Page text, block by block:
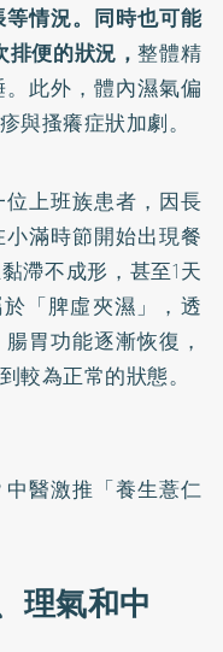
情況。同時也可能
排便的狀況，整體精
此外，體內濕氣偏
與搔癢症狀加劇。
上班族患者，因長
滿時節開始出現餐
滯不成形，甚至1天
「脾虛夾濕」，透
胃功能逐漸恢復，
較為正常的狀態。
醫激推「養生薏仁
理氣和中